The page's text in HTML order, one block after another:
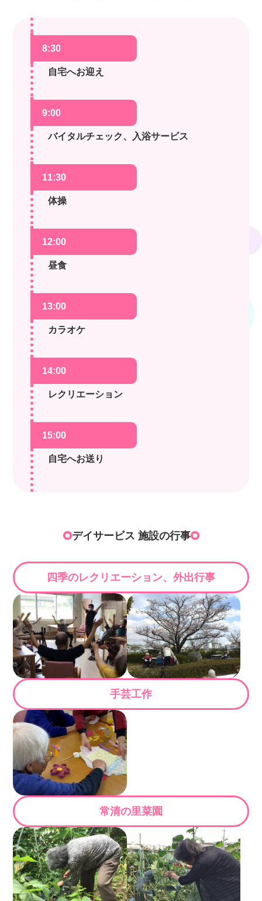
8:30
自宅へお迎え
9:00
バイタルチェック、入浴サービス
11:30
体操
12:00
昼食
13:00
カラオケ
14:00
レクリエーション
15:00
自宅へお送り
デイサービス 施設の行事
四季のレクリエーション、外出行事
手芸工作
常清の里菜園